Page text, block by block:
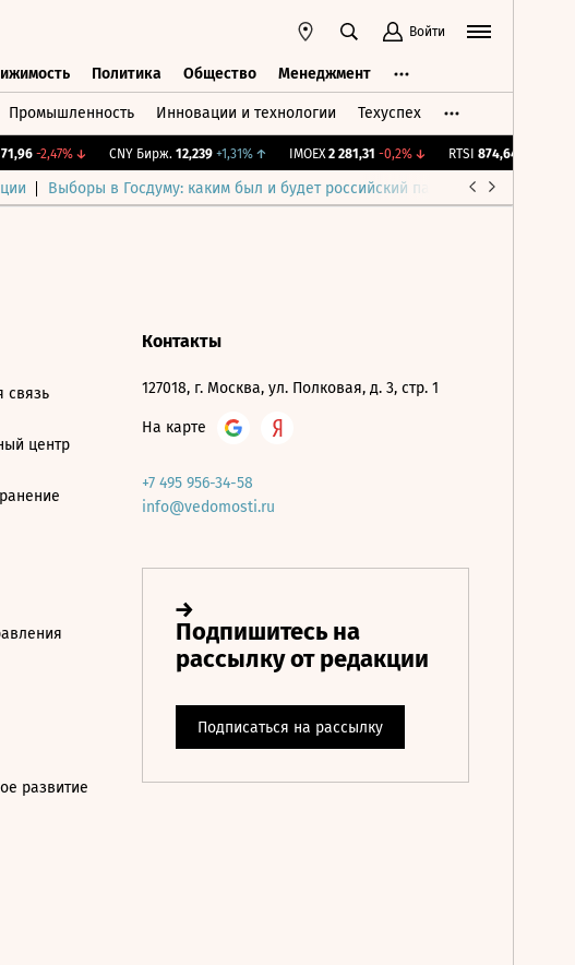
Войти
Политика Общество Менеджмент
Промышленность Инновации и технологии Техуспех
-2,47%↓ CNY Бирж. 12,239 +1,31%↑ IMOEX 2 281,31 -0,2%↓ RTSI 874,64 -1,12%
Выборы в Госдуму: каким был и будет российский парламент
связь
центр
развитие
Контакты
127018, г. Москва, ул. Полковая, д. 3, стр. 1
На карте
+7 495 956-34-58
info@vedomosti.ru